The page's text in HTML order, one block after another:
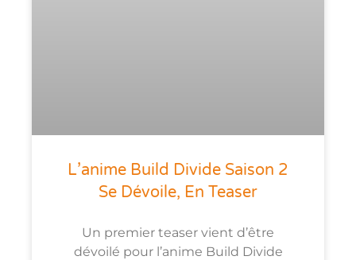
L’anime Build Divide Saison 2
Se Dévoile, En Teaser
Un premier teaser vient d’être
dévoilé pour l’anime Build Divide